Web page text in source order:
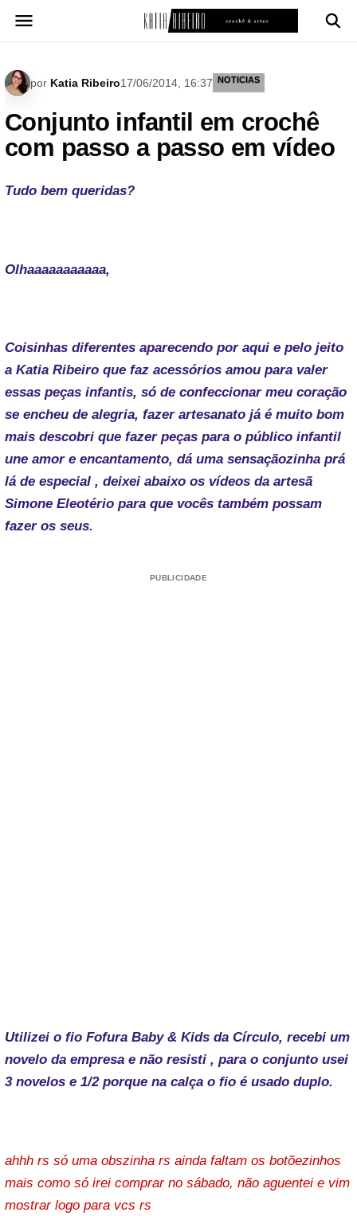
para
por Katia Ribeiro17/06/2014, 16:37 NOTICIAS
Conjunto infantil em crochê
com passo a passo em vídeo
Tudo bem queridas?
Olhaaaaaaaaaaa,
Coisinhas diferentes aparecendo por aqui e pelo jeito
a Katia Ribeiro que faz acessórios amou para valer
essas peças infantis, só de confeccionar meu coração
se encheu de alegria, fazer artesanato já é muito bom
mais descobri que fazer peças para o público infantil
une amor e encantamento, dá uma sensaçãozinha prá
lá de especial , deixei abaixo os vídeos da artesã
Simone Eleotério para que vocês também possam
fazer os seus.
PUBLICIDADE
Utilizei o fio Fofura Baby & Kids da Círculo, recebi um
novelo da empresa e não resisti , para o conjunto usei
3 novelos e 1/2 porque na calça o fio é usado duplo.
ahhh rs só uma obszinha rs ainda faltam os botõezinhos
mais como só irei comprar no sábado, não aguentei e vim
mostrar logo para vcs rs